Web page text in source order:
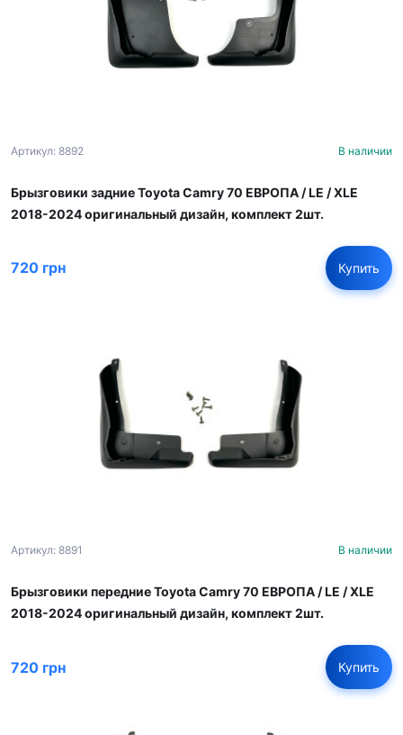
Артикул: 8892 В наличии
Брызговики задние Toyota Camry 70 ЕВРОПА / LE / XLE
2018-2024 оригинальный дизайн, комплект 2шт.
720 грн Купить
Артикул: 8891 В наличии
Брызговики передние Toyota Camry 70 ЕВРОПА / LE / XLE
2018-2024 оригинальный дизайн, комплект 2шт.
720 грн Купить